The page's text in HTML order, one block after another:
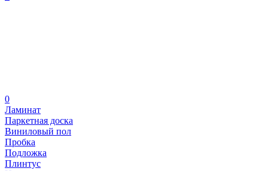
0
Ламинат
Паркетная доска
Виниловый пол
Пробка
Подложка
Плинтус